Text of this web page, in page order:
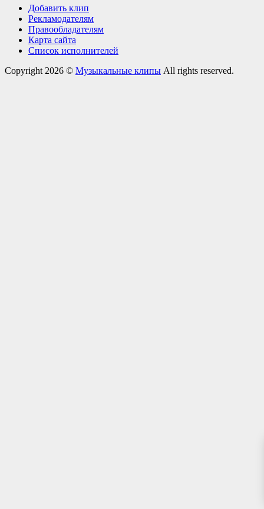
Добавить клип
Рекламодателям
Правообладателям
Карта сайта
Список исполнителей
Copyright 2026 © Музыкальные клипы All rights reserved.